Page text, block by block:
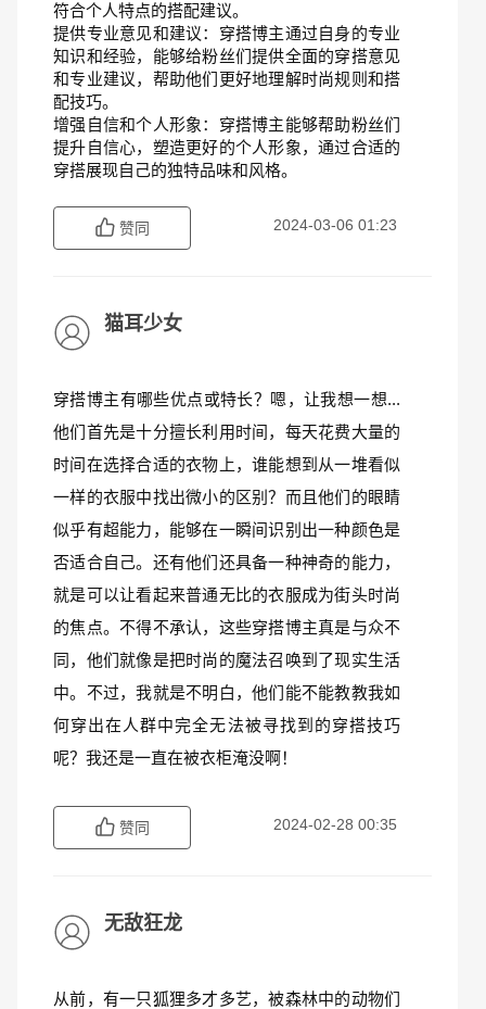
符合个人特点的搭配建议。
提供专业意见和建议：穿搭博主通过自身的专业
知识和经验，能够给粉丝们提供全面的穿搭意见
和专业建议，帮助他们更好地理解时尚规则和搭
配技巧。
增强自信和个人形象：穿搭博主能够帮助粉丝们
提升自信心，塑造更好的个人形象，通过合适的
穿搭展现自己的独特品味和风格。
赞同 2024-03-06 01:23
猫耳少女
穿搭博主有哪些优点或特长？嗯，让我想一想...
他们首先是十分擅长利用时间，每天花费大量的
时间在选择合适的衣物上，谁能想到从一堆看似
一样的衣服中找出微小的区别？而且他们的眼睛
似乎有超能力，能够在一瞬间识别出一种颜色是
否适合自己。还有他们还具备一种神奇的能力，
就是可以让看起来普通无比的衣服成为街头时尚
的焦点。不得不承认，这些穿搭博主真是与众不
同，他们就像是把时尚的魔法召唤到了现实生活
中。不过，我就是不明白，他们能不能教教我如
何穿出在人群中完全无法被寻找到的穿搭技巧
呢？我还是一直在被衣柜淹没啊！
赞同 2024-02-28 00:35
无敌狂龙
从前，有一只狐狸多才多艺，被森林中的动物们